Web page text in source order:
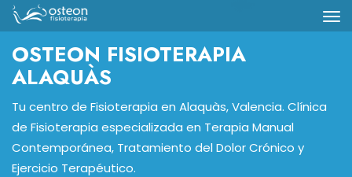
OSTEON FISIOTERAPIA
ALAQUÀS
Tu centro de Fisioterapia en Alaquàs, Valencia. Clínica
de Fisioterapia especializada en Terapia Manual
Contemporánea, Tratamiento del Dolor Crónico y
Ejercicio Terapéutico.